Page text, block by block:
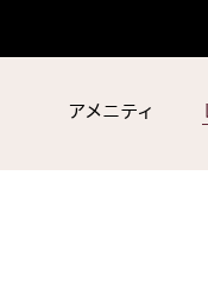
アメニティ